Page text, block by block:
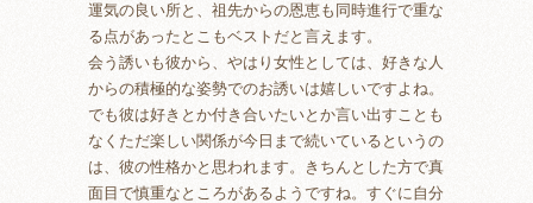
運気の良い所と、祖先からの恩恵も同時進行で重な
る点があったとこもベストだと言えます。
会う誘いも彼から、やはり女性としては、好きな人
からの積極的な姿勢でのお誘いは嬉しいですよね。
でも彼は好きとか付き合いたいとか言い出すことも
なくただ楽しい関係が今日まで続いているというの
は、彼の性格かと思われます。きちんとした方で真
面目で慎重なところがあるようですね。すぐに自分